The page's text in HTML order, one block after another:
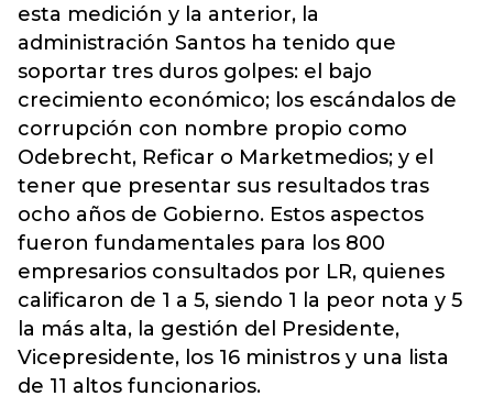
esta medición y la anterior, la
administración Santos ha tenido que
soportar tres duros golpes: el bajo
crecimiento económico; los escándalos de
corrupción con nombre propio como
Odebrecht, Reficar o Marketmedios; y el
tener que presentar sus resultados tras
ocho años de Gobierno. Estos aspectos
fueron fundamentales para los 800
empresarios consultados por LR, quienes
calificaron de 1 a 5, siendo 1 la peor nota y 5
la más alta, la gestión del Presidente,
Vicepresidente, los 16 ministros y una lista
de 11 altos funcionarios.